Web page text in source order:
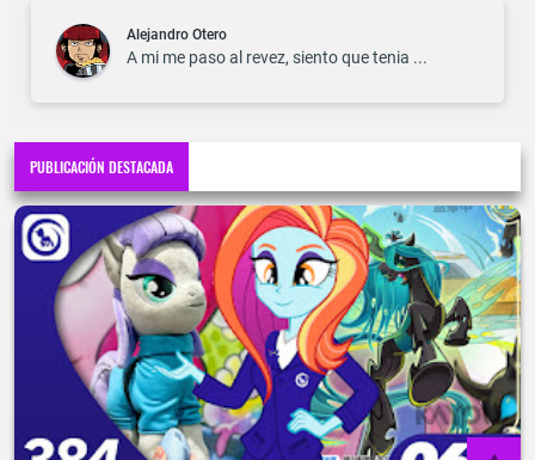
Alejandro Otero
A mi me paso al revez, siento que tenia ...
PUBLICACIÓN DESTACADA